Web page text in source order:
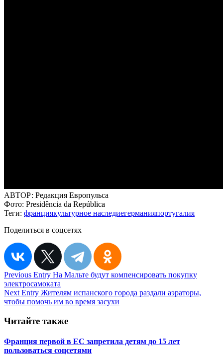
АВТОР: Редакция Европульса
Фото: Presidência da República
Теги: франциякультурное наследиегерманияпортугалия
Поделиться в соцсетях
Навигация
по
записям
Previous Entry На Мальте будут компенсировать покупку
электросамоката
Next Entry Жителям испанского города раздали аэраторы,
чтобы помочь им во время засухи
Читайте также
Франция первой в ЕС запретила детям до 15 лет
пользоваться соцсетями